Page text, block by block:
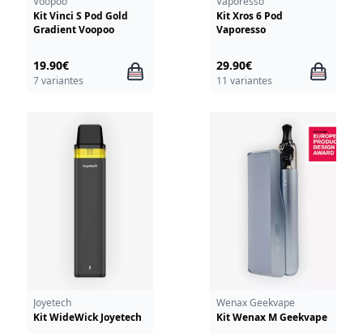
Kit Vinci S Pod Gold
Gradient Voopoo
19.90€
7 variantes
Kit Xros 6 Pod
Vaporesso
29.90€
11 variantes
Joyetech
Kit WideWick Joyetech
Wenax Geekvape
Kit Wenax M Geekvape